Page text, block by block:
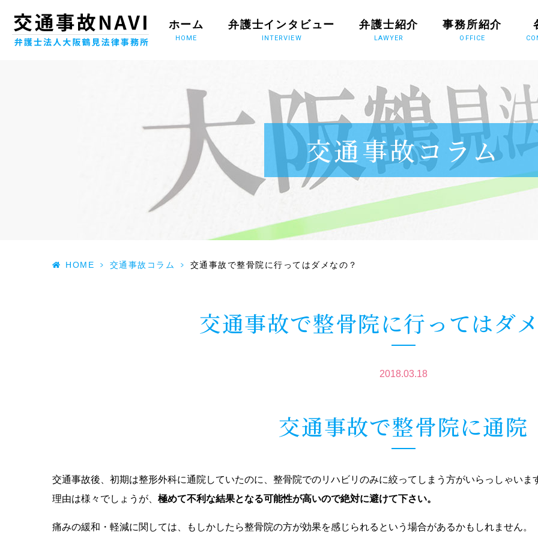
ホーム
HOME
弁護士インタビュー
INTERVIEW
弁護士紹介
LAWYER
事務所紹介
OFFICE
交通事故コラム
HOME > 交通事故コラム > 交通事故で整骨院に行ってはダメなの？
交通事故で整骨院に行ってはダ
2018.03.18
交通事故で整骨院に通院
交通事故後、初期は整形外科に通院していたのに、整骨院でのリハビリのみに絞ってしまう方がいらっしゃいま
理由は様々でしょうが、 極めて不利な結果となる可能性が高いので絶対に避けて下さい。
痛みの緩和・軽減に関しては、もしかしたら整骨院の方が効果を感じられるという場合があるかもしれません。